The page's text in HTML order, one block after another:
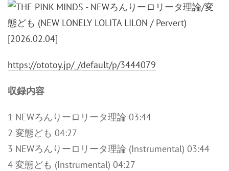
https://ototoy.jp/_/default/p/3444079
収録内容
1 NEWろんりーロリータ理論 03:44
2 変態ども 04:27
3 NEWろんりーロリータ理論 (Instrumental) 03:44
4 変態ども (Instrumental) 04:27